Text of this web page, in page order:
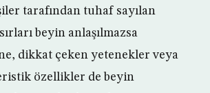
tarafından tuhaf sayılan
beyin anlaşılmazsa
dikkat çeken yetenekler veya
özellikler de beyin